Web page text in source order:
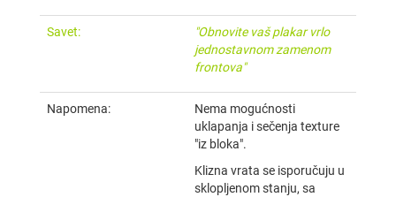
Savet:
"Obnovite vaš plakar vrlo
jednostavnom zamenom
frontova"
Napomena:
Nema mogućnosti
uklapanja i sečenja texture
"iz bloka".
Klizna vrata se isporučuju u
sklopljenom stanju, sa